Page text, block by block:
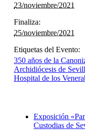
23/noviembre/2021
Finaliza:
25/noviembre/2021
Etiquetas del Evento:
350 años de la
Archidiócesis de
Hospital de los
Exposición
Custodias de